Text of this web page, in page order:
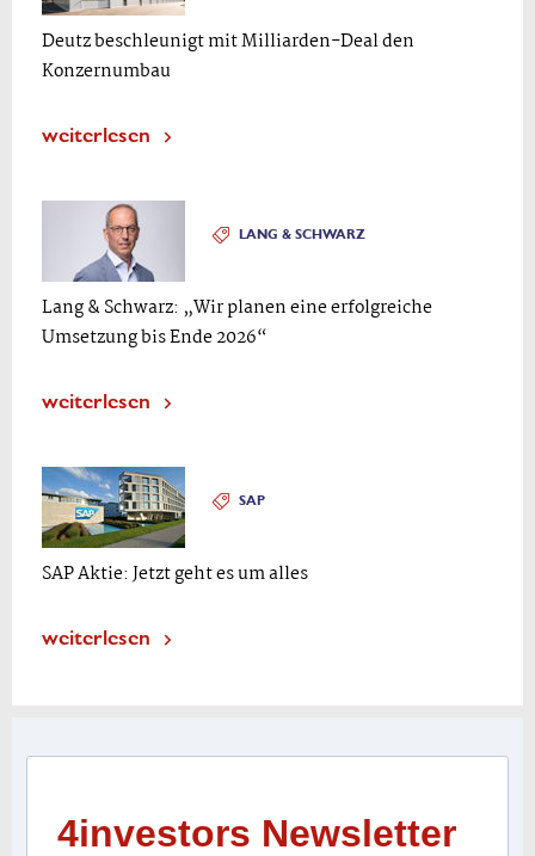
Deutz beschleunigt mit Milliarden-Deal den
Konzernumbau
weiterlesen
LANG & SCHWARZ
Lang & Schwarz: „Wir planen eine erfolgreiche
Umsetzung bis Ende 2026“
weiterlesen
SAP
SAP Aktie: Jetzt geht es um alles
weiterlesen
4investors Newsletter